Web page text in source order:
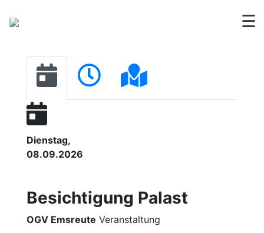
☰
Dienstag,
08.09.2026
Besichtigung Palast
OGV Emsreute Veranstaltung